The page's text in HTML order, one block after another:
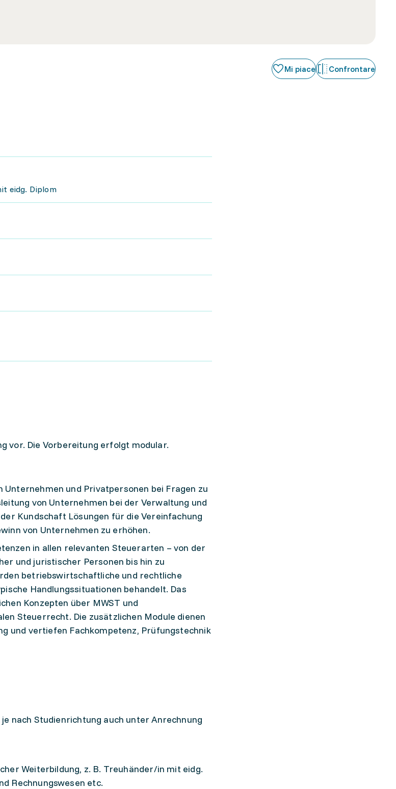
Mi piace Confrontare
eidg. Diplom
vor. Die Vorbereitung erfolgt modular.
und Privatpersonen bei Fragen zu
von Unternehmen bei der Verwaltung und
Kundschaft Lösungen für die Vereinfachung
von Unternehmen zu erhöhen.
in allen relevanten Steuerarten – von der
und juristischer Personen bis hin zu
betriebswirtschaftliche und rechtliche
Handlungssituationen behandelt. Das
Konzepten über MWST und
Steuerrecht. Die zusätzlichen Module dienen
und vertiefen Fachkompetenz, Prüfungstechnik
nach Studienrichtung auch unter Anrechnung
Weiterbildung, z. B. Treuhänder/in mit eidg.
Rechnungswesen etc.